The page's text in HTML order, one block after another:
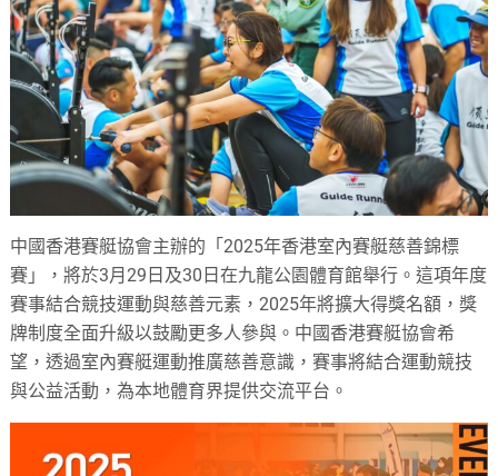
中國香港賽艇協會主辦的「2025年香港室內賽艇慈善錦標
賽」，將於3月29日及30日在九龍公園體育館舉行。這項年度
賽事結合競技運動與慈善元素，2025年將擴大得獎名額，獎
牌制度全面升級以鼓勵更多人參與。中國香港賽艇協會希
望，透過室內賽艇運動推廣慈善意識，賽事將結合運動競技
與公益活動，為本地體育界提供交流平台。